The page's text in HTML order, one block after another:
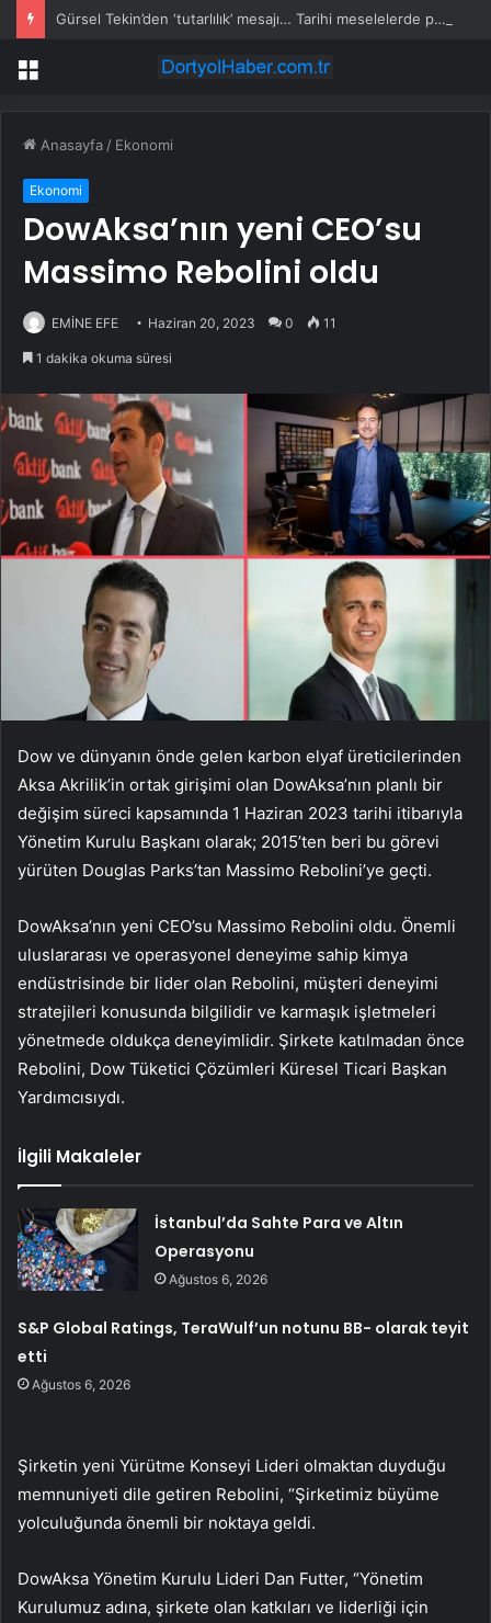
Gürsel Tekin’den ‘tutarlılık’ mesajı… Tarihi meselelerde pusula net olmalı
Menü
Anasayfa / Ekonomi
Ekonomi
DowAksa’nın yeni CEO’su
Massimo Rebolini oldu
EMİNE EFE Haziran 20, 2023 0 11
1 dakika okuma süresi
Dow ve dünyanın önde gelen karbon elyaf üreticilerinden
Aksa Akrilik’in ortak girişimi olan DowAksa’nın planlı bir
değişim süreci kapsamında 1 Haziran 2023 tarihi itibarıyla
Yönetim Kurulu Başkanı olarak; 2015’ten beri bu görevi
yürüten Douglas Parks’tan Massimo Rebolini’ye geçti.
DowAksa’nın yeni CEO’su Massimo Rebolini oldu. Önemli
uluslararası ve operasyonel deneyime sahip kimya
endüstrisinde bir lider olan Rebolini, müşteri deneyimi
stratejileri konusunda bilgilidir ve karmaşık işletmeleri
yönetmede oldukça deneyimlidir. Şirkete katılmadan önce
Rebolini, Dow Tüketici Çözümleri Küresel Ticari Başkan
Yardımcısıydı.
İlgili Makaleler
İstanbul’da Sahte Para ve Altın
Operasyonu
Ağustos 6, 2026
S&P Global Ratings, TeraWulf’un notunu BB- olarak teyit
etti
Ağustos 6, 2026
Şirketin yeni Yürütme Konseyi Lideri olmaktan duyduğu
memnuniyeti dile getiren Rebolini, “Şirketimiz büyüme
yolculuğunda önemli bir noktaya geldi.
DowAksa Yönetim Kurulu Lideri Dan Futter, “Yönetim
Kurulumuz adına, şirkete olan katkıları ve liderliği için